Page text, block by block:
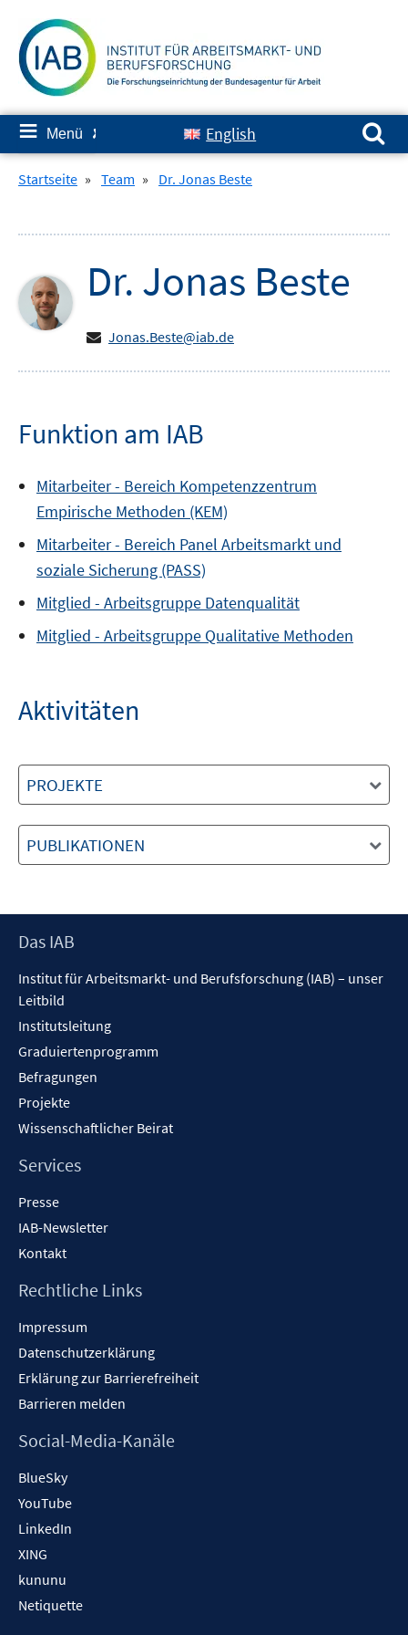
zum
Inhalt
≡ Menü ✘ English
Suchen nach:
Startseite » Team » Dr. Jonas Beste
Dr. Jonas Beste
Jonas.Beste@iab.de
Funktion am IAB
Mitarbeiter - Bereich Kompetenzzentrum
Empirische Methoden (KEM)
Mitarbeiter - Bereich Panel Arbeitsmarkt und
soziale Sicherung (PASS)
Mitglied - Arbeitsgruppe Datenqualität
Mitglied - Arbeitsgruppe Qualitative Methoden
Aktivitäten
PROJEKTE
PUBLIKATIONEN
Footer
Das IAB
Institut für Arbeitsmarkt- und Berufsforschung (IAB) – unser
Leitbild
Institutsleitung
Graduiertenprogramm
Befragungen
Projekte
Wissenschaftlicher Beirat
Services
Presse
IAB-Newsletter
Kontakt
Rechtliche Links
Impressum
Datenschutzerklärung
Erklärung zur Barrierefreiheit
Barrieren melden
Social-Media-Kanäle
BlueSky
YouTube
LinkedIn
XING
kununu
Netiquette